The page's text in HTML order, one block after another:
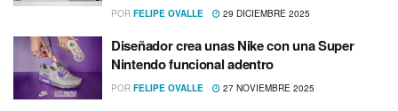
POR FELIPE OVALLE 29 DICIEMBRE 2025
Diseñador crea unas Nike con una Super
Nintendo funcional adentro
POR FELIPE OVALLE 27 NOVIEMBRE 2025